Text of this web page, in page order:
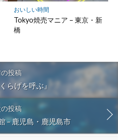
おいしい時間
Tokyo焼売マニア – 東京・新
橋
投稿
らげを呼ぶ』
の投稿
– 鹿児島・鹿児島市